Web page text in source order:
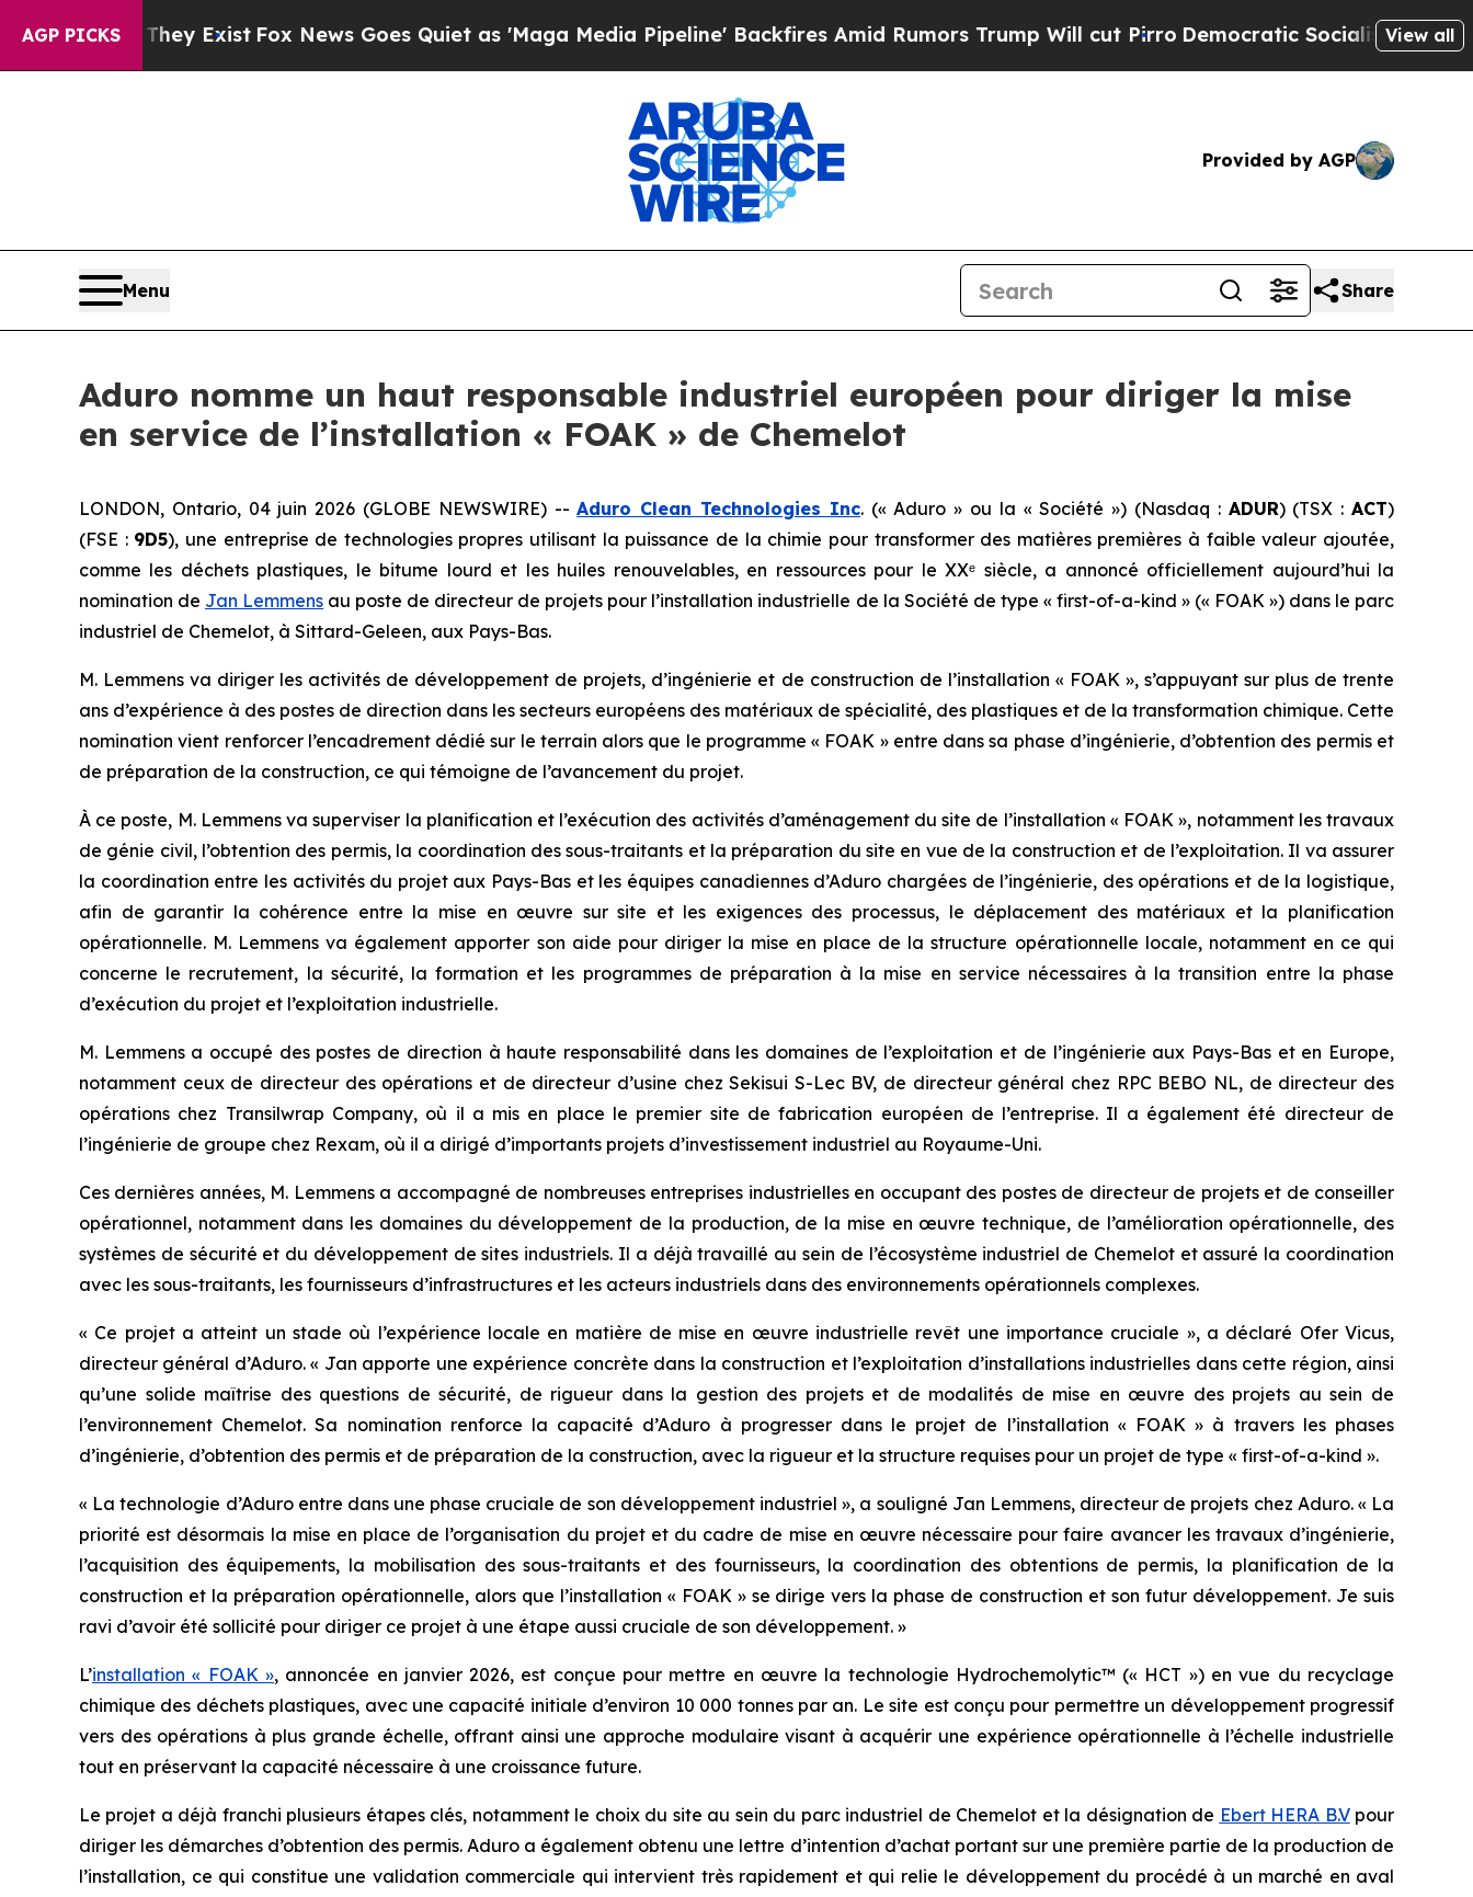
AGP PICKS
ExistFox News Goes Quiet as 'Maga Media Pipeline' Backfires Amid Rumors Trump Will cut PirroDemocratic Socialists of America View all
Provided by AGP
Menu Share
Aduro nomme un haut responsable industriel européen pour diriger la mise
en service de l’installation « FOAK » de Chemelot
LONDON, Ontario, 04 juin 2026 (GLOBE NEWSWIRE) --Aduro Clean Technologies Inc. (« Aduro » ou la « Société ») (Nasdaq : ADUR) (TSX :ACT)
(FSE : 9D5), une entreprise de technologies propres utilisant la puissance de la chimie pour transformer des matières premières à faible valeur ajoutée,
comme les déchets plastiques, le bitume lourd et les huiles renouvelables, en ressources pour le XXᵉ siècle, a annoncé officiellement aujourd’hui la
nomination de Jan Lemmens au poste de directeur de projets pour l’installation industrielle de la Société de type « first-of-a-kind » (« FOAK ») dans le parc
industriel de Chemelot, à Sittard-Geleen, aux Pays-Bas.
M. Lemmens va diriger les activités de développement de projets, d’ingénierie et de construction de l’installation « FOAK », s’appuyant sur plus de trente
ans d’expérience à des postes de direction dans les secteurs européens des matériaux de spécialité, des plastiques et de la transformation chimique. Cette
nomination vient renforcer l’encadrement dédié sur le terrain alors que le programme « FOAK » entre dans sa phase d’ingénierie, d’obtention des permis et
de préparation de la construction, ce qui témoigne de l’avancement du projet.
À ce poste, M. Lemmens va superviser la planification et l’exécution des activités d’aménagement du site de l’installation « FOAK », notamment les travaux
de génie civil, l’obtention des permis, la coordination des sous-traitants et la préparation du site en vue de la construction et de l’exploitation. Il va assurer
la coordination entre les activités du projet aux Pays-Bas et les équipes canadiennes d’Aduro chargées de l’ingénierie, des opérations et de la logistique,
afin de garantir la cohérence entre la mise en œuvre sur site et les exigences des processus, le déplacement des matériaux et la planification
opérationnelle. M. Lemmens va également apporter son aide pour diriger la mise en place de la structure opérationnelle locale, notamment en ce qui
concerne le recrutement, la sécurité, la formation et les programmes de préparation à la mise en service nécessaires à la transition entre la phase
d’exécution du projet et l’exploitation industrielle.
M. Lemmens a occupé des postes de direction à haute responsabilité dans les domaines de l’exploitation et de l’ingénierie aux Pays-Bas et en Europe,
notamment ceux de directeur des opérations et de directeur d’usine chez Sekisui S-Lec BV, de directeur général chez RPC BEBO NL, de directeur des
opérations chez Transilwrap Company, où il a mis en place le premier site de fabrication européen de l’entreprise. Il a également été directeur de
l’ingénierie de groupe chez Rexam, où il a dirigé d’importants projets d’investissement industriel au Royaume-Uni.
Ces dernières années, M. Lemmens a accompagné de nombreuses entreprises industrielles en occupant des postes de directeur de projets et de conseiller
opérationnel, notamment dans les domaines du développement de la production, de la mise en œuvre technique, de l’amélioration opérationnelle, des
systèmes de sécurité et du développement de sites industriels. Il a déjà travaillé au sein de l’écosystème industriel de Chemelot et assuré la coordination
avec les sous-traitants, les fournisseurs d’infrastructures et les acteurs industriels dans des environnements opérationnels complexes.
« Ce projet a atteint un stade où l’expérience locale en matière de mise en œuvre industrielle revêt une importance cruciale », a déclaré Ofer Vicus,
directeur général d’Aduro. « Jan apporte une expérience concrète dans la construction et l’exploitation d’installations industrielles dans cette région, ainsi
qu’une solide maîtrise des questions de sécurité, de rigueur dans la gestion des projets et de modalités de mise en œuvre des projets au sein de
l’environnement Chemelot. Sa nomination renforce la capacité d’Aduro à progresser dans le projet de l’installation « FOAK » à travers les phases
d’ingénierie, d’obtention des permis et de préparation de la construction, avec la rigueur et la structure requises pour un projet de type « first-of-a-kind ».
« La technologie d’Aduro entre dans une phase cruciale de son développement industriel », a souligné Jan Lemmens, directeur de projets chez Aduro. « La
priorité est désormais la mise en place de l’organisation du projet et du cadre de mise en œuvre nécessaire pour faire avancer les travaux d’ingénierie,
l’acquisition des équipements, la mobilisation des sous-traitants et des fournisseurs, la coordination des obtentions de permis, la planification de la
construction et la préparation opérationnelle, alors que l’installation « FOAK » se dirige vers la phase de construction et son futur développement. Je suis
ravi d’avoir été sollicité pour diriger ce projet à une étape aussi cruciale de son développement. »
L’installation « FOAK », annoncée en janvier 2026, est conçue pour mettre en œuvre la technologie Hydrochemolytic™ (« HCT ») en vue du recyclage
chimique des déchets plastiques, avec une capacité initiale d’environ 10 000 tonnes par an. Le site est conçu pour permettre un développement progressif
vers des opérations à plus grande échelle, offrant ainsi une approche modulaire visant à acquérir une expérience opérationnelle à l’échelle industrielle
tout en préservant la capacité nécessaire à une croissance future.
Le projet a déjà franchi plusieurs étapes clés, notamment le choix du site au sein du parc industriel de Chemelot et la désignation de Ebert HERA B.Vpour
diriger les démarches d’obtention des permis. Aduro a également obtenu une lettre d’intention d’achat portant sur une première partie de la production de
l’installation, ce qui constitue une validation commerciale qui intervient très rapidement et qui relie le développement du procédé à un marché en aval